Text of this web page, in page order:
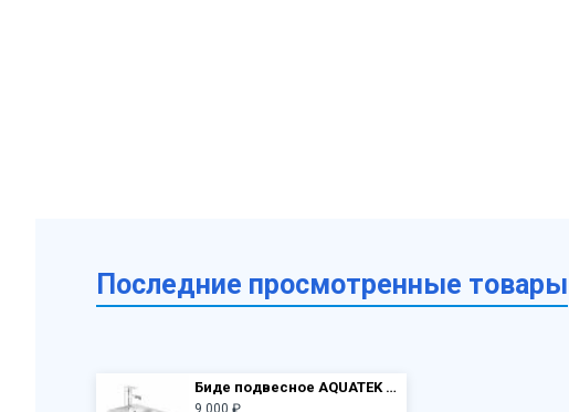
Последние просмотренные товары
Биде подвесное AQUATEK AQ1012-00 Дива 510*350*320 мм
9 000 ₽